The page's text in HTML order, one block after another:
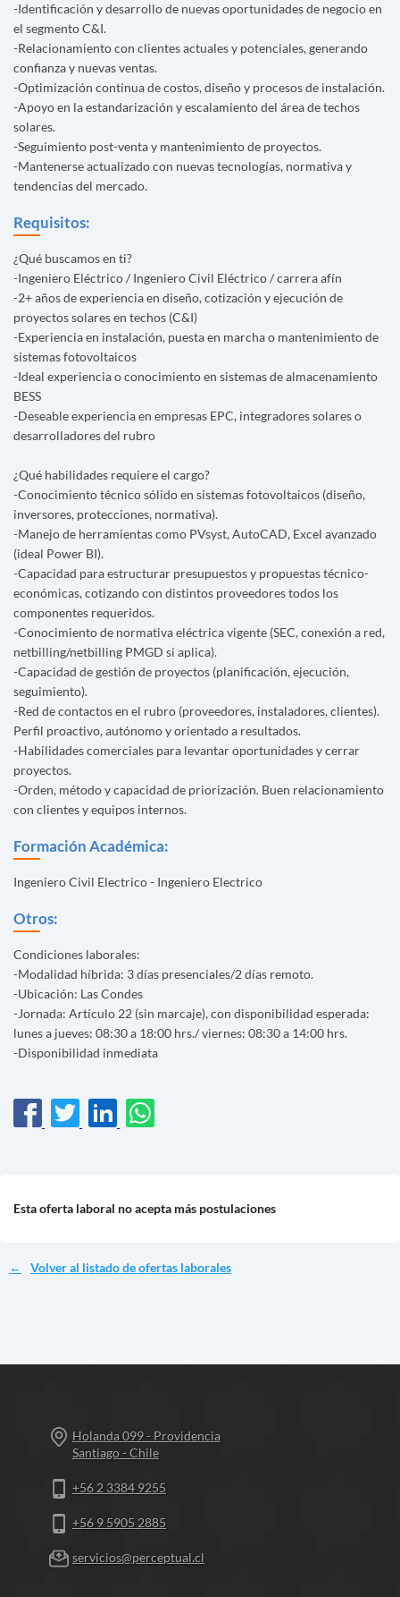
-Identificación y desarrollo de nuevas oportunidades de negocio en
el segmento C&I.
-Relacionamiento con clientes actuales y potenciales, generando
confianza y nuevas ventas.
-Optimización continua de costos, diseño y procesos de instalación.
-Apoyo en la estandarización y escalamiento del área de techos
solares.
-Seguimiento post-venta y mantenimiento de proyectos.
-Mantenerse actualizado con nuevas tecnologías, normativa y
tendencias del mercado.
Requisitos:
¿Qué buscamos en ti?
-Ingeniero Eléctrico / Ingeniero Civil Eléctrico / carrera afín
-2+ años de experiencia en diseño, cotización y ejecución de
proyectos solares en techos (C&I)
-Experiencia en instalación, puesta en marcha o mantenimiento de
sistemas fotovoltaicos
-Ideal experiencia o conocimiento en sistemas de almacenamiento
BESS
-Deseable experiencia en empresas EPC, integradores solares o
desarrolladores del rubro
¿Qué habilidades requiere el cargo?
-Conocimiento técnico sólido en sistemas fotovoltaicos (diseño,
inversores, protecciones, normativa).
-Manejo de herramientas como PVsyst, AutoCAD, Excel avanzado
(ideal Power BI).
-Capacidad para estructurar presupuestos y propuestas técnico-
económicas, cotizando con distintos proveedores todos los
componentes requeridos.
-Conocimiento de normativa eléctrica vigente (SEC, conexión a red,
netbilling/netbilling PMGD si aplica).
-Capacidad de gestión de proyectos (planificación, ejecución,
seguimiento).
-Red de contactos en el rubro (proveedores, instaladores, clientes).
Perfil proactivo, autónomo y orientado a resultados.
-Habilidades comerciales para levantar oportunidades y cerrar
proyectos.
-Orden, método y capacidad de priorización. Buen relacionamiento
con clientes y equipos internos.
Formación Académica:
Ingeniero Civil Electrico - Ingeniero Electrico
Otros:
Condiciones laborales:
-Modalidad híbrida: 3 días presenciales/2 días remoto.
-Ubicación: Las Condes
-Jornada: Artículo 22 (sin marcaje), con disponibilidad esperada:
lunes a jueves: 08:30 a 18:00 hrs./ viernes: 08:30 a 14:00 hrs.
-Disponibilidad inmediata
Esta oferta laboral no acepta más postulaciones
Volver al listado de ofertas laborales
Holanda 099 - Providencia
Santiago - Chile
+56 2 3384 9255
+56 9 5905 2885
servicios@perceptual.cl